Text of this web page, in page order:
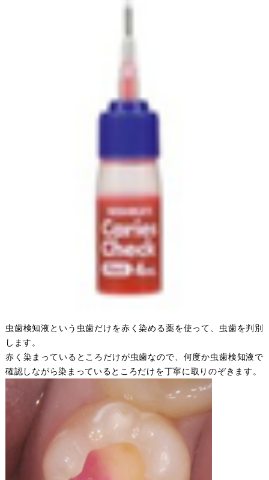
虫歯検知液という虫歯だけを赤く染める薬を使って、虫歯を判別
します。
赤く染まっているところだけが虫歯なので、何度か虫歯検知液で
確認しながら染まっているところだけを丁寧に取りのぞきます。